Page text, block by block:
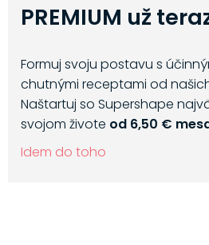
PREMIUM už
Formuj svoju postavu s
chutnými receptami od
Naštartuj so Supershape
svojom živote od 6,50 €
Idem do toho